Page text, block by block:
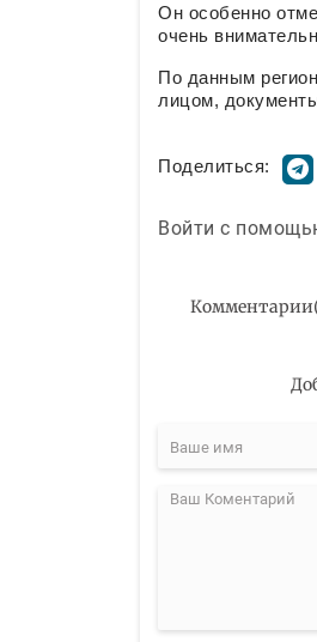
Он особенно
очень
По данным
лицом,
Поделиться:
Войти с
Комментарии(